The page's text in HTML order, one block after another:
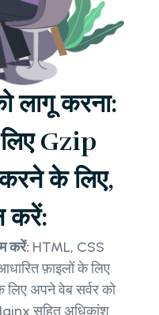
लागू करना:
Gzip
के लिए,
करें:
करें: HTML, CSS
फ़ाइलों के लिए
अपने वेब सर्वर को
सहित अधिकांश